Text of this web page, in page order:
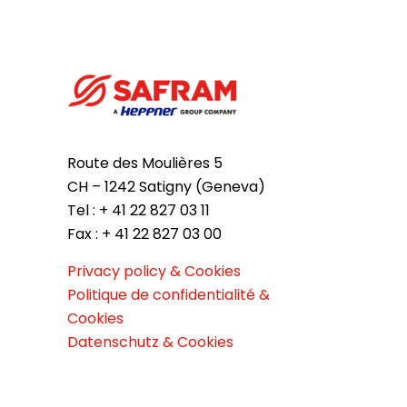
Route des Moulières 5
CH – 1242 Satigny (Geneva)
Tel : + 41 22 827 03 11
Fax : + 41 22 827 03 00
Privacy policy & Cookies
Politique de confidentialité &
Cookies
Datenschutz & Cookies